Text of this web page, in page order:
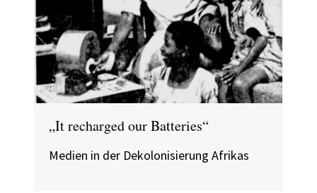
„It recharged our Batteries“
Medien in der Dekolonisierung Afrikas